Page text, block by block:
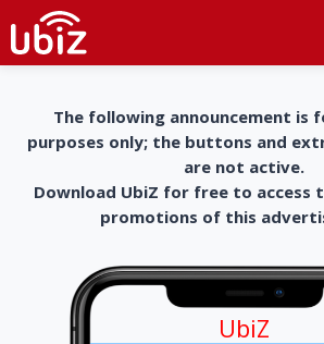
The following announcement is
purposes only; the buttons and
are not active.
Download UbiZ for free to access
promotions of this
UbiZ